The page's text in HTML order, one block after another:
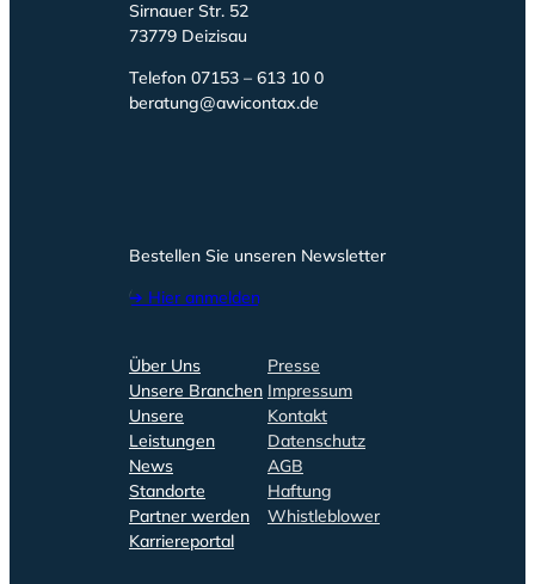
Sirnauer Str. 52
73779 Deizisau
Telefon 07153 – 613 10 0
beratung@awicontax.de
Bestellen Sie unseren Newsletter
➔ Hier anmelden
Über Uns
Unsere Branchen
Unsere
Leistungen
News
Standorte
Partner werden
Karriereportal
Presse
Impressum
Kontakt
Datenschutz
AGB
Haftung
Whistleblower